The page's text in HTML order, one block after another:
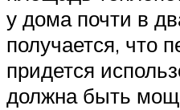
у дома почти в
получается, что
придется
должна быть